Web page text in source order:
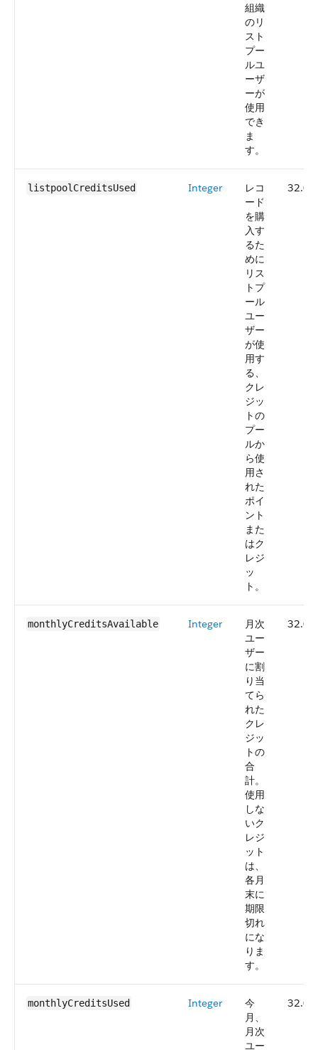
組織
のリ
スト
プー
ルユ
ーザ
ーが
使用
でき
ま
す。
listpoolCreditsUsed Integer
レコ
ード
を購
入す
るた
めに
リス
トプ
ール
ユー
ザー
が使
用す
る、
クレ
ジッ
トの
プー
ルか
ら使
用さ
れた
ポイ
ント
また
はク
レジ
ッ
ト。
32.0
monthlyCreditsAvailable Integer
月次
ユー
ザー
に割
り当
てら
れた
クレ
ジッ
トの
合
計。
使用
しな
いク
レジ
ット
は、
各月
末に
期限
切れ
にな
りま
す。
32.0
monthlyCreditsUsed Integer
今
月、
月次
ユー
32.0